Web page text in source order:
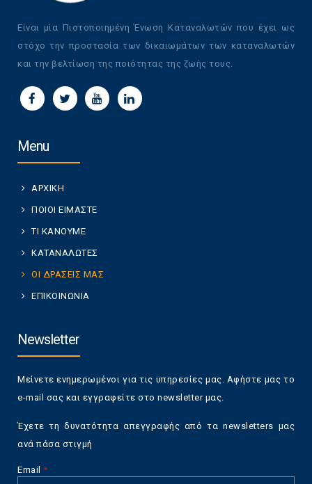
Είναι μία Πιστοποιημένη Ένωση Καταναλωτών που έχει ως
στόχο την προστασία των δικαιωμάτων των καταναλωτών
και την βελτίωση της ποιότητας της ζωής τους.
Menu
ΑΡΧΙΚΗ
ΠΟΙΟΙ ΕΙΜΑΣΤΕ
ΤΙ ΚΑΝΟΥΜΕ
ΚΑΤΑΝΑΛΩΤΕΣ
ΟΙ ΔΡΑΣΕΙΣ ΜΑΣ
ΕΠΙΚΟΙΝΩΝΙΑ
Newsletter
Μείνετε ενημερωμένοι για τις υπηρεσίες μας. Αφήστε μας το
e-mail σας και εγγραφείτε στο newsletter μας.
Έχετε τη δυνατότητα απεγγραφής από τα newsletters μας
ανά πάσα στιγμή
Email *